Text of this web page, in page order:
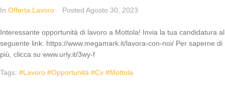
In Offerta Lavoro Posted Agosto 30, 2023
Interessante opportunità di lavoro a Mottola! Invia la tua candidatura al
seguente link: https://www.megamark.it/lavora-con-noi/ Per saperne di
più, clicca su www.urly.it/3wy-f
Tags: #lavoro #opportunità #cv #mottola